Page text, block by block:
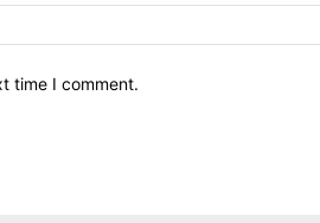
time I comment.